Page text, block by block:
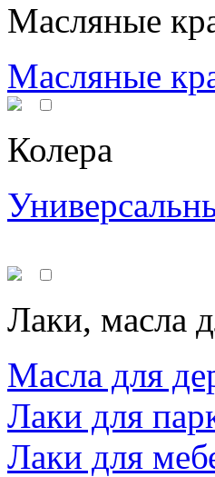
Масляные
Масляные
Колера
Лаки, масла
Масла для
Лаки для
Лаки для